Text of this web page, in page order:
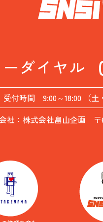
ダイヤル
受付時間 9:00～18:00 （土
社：株式会社畠山企画 〒